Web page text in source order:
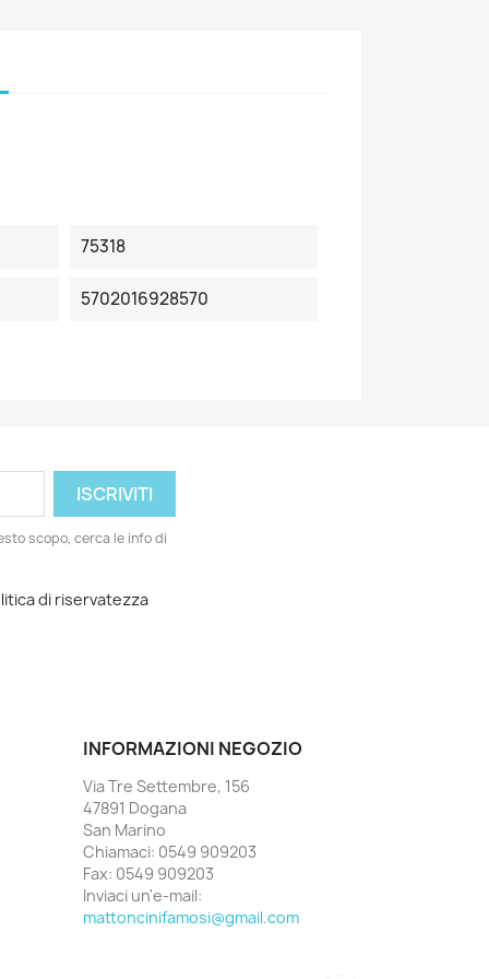
75318
5702016928570
scopo, cerca le info di
di riservatezza
INFORMAZIONI NEGOZIO
Via Tre Settembre, 156
47891 Dogana
San Marino
Chiamaci: 0549 909203
Fax: 0549 909203
Inviaci un'e-mail:
mattoncinifamosi@gmail.com